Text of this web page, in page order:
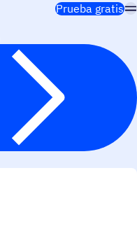
Prueba gratis